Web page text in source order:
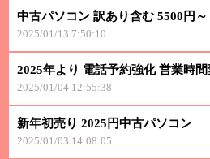
中古パソコン 訳あり含む 5500円
2025/01/13 7:50:10
2025年より 電話予約強化 営業時
2025/01/04 12:55:38
新年初売り 2025円中古パソコン
2025/01/03 14:08:05